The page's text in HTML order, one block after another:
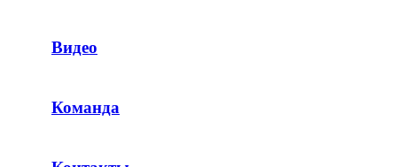
Видео
Команда